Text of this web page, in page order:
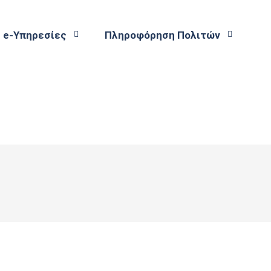
e-Υπηρεσίες Πληροφόρηση Πολιτών